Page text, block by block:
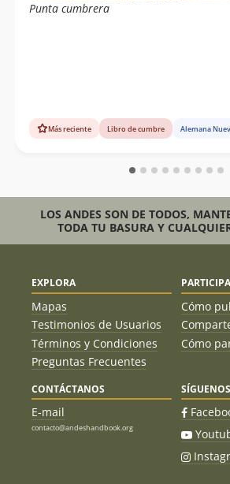
Punta cumbrera
Más reciente Libro de cumbre Alemana
LOS ANDES SON DE TODOS,
TODA TU BASURA Y
EXPLORA
Mapas
Testimonios de Usuarios
Términos y Condiciones
Preguntas Frecuentes
PARTICIPA
Cómo
Cómo
CONTÁCTANOS
E-mail
contacto@andeshandbook.org
SÍGUENOS